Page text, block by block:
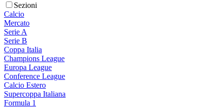
Sezioni
Calcio
Mercato
Serie A
Serie B
Coppa Italia
Champions League
Europa League
Conference League
Calcio Estero
Supercoppa Italiana
Formula 1